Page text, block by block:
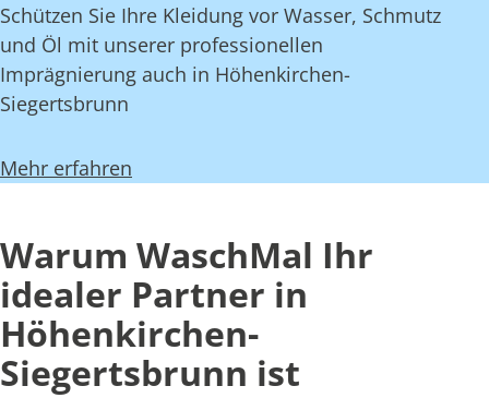
Schützen Sie Ihre Kleidung vor Wasser, Schmutz
und Öl mit unserer professionellen
Imprägnierung auch in Höhenkirchen-
Siegertsbrunn
Mehr erfahren
Warum WaschMal Ihr
idealer Partner in
Höhenkirchen-
Siegertsbrunn ist